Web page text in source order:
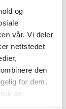
og
vår. Vi deler
nettstedet
den
for dem,
av